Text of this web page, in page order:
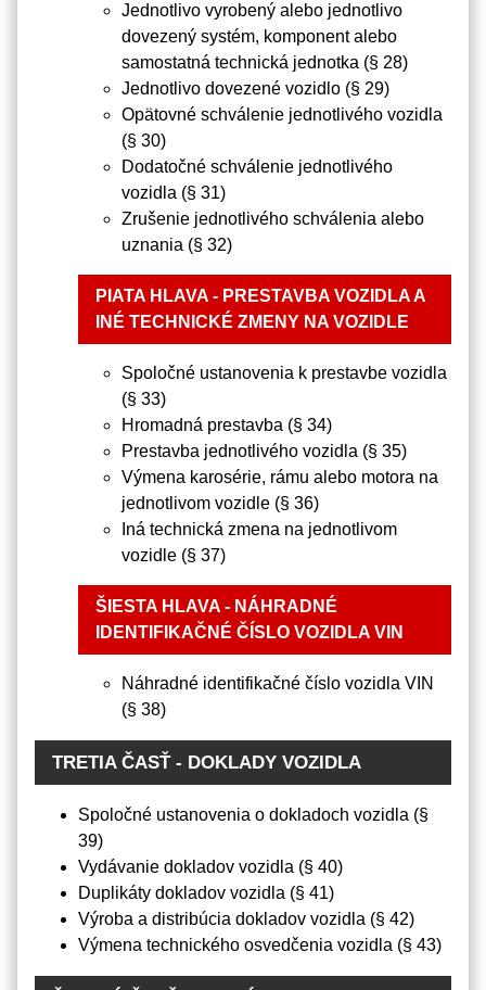
Jednotlivo vyrobený alebo jednotlivo
dovezený systém, komponent alebo
samostatná technická jednotka (§ 28)
Jednotlivo dovezené vozidlo (§ 29)
Opätovné schválenie jednotlivého vozidla
(§ 30)
Dodatočné schválenie jednotlivého
vozidla (§ 31)
Zrušenie jednotlivého schválenia alebo
uznania (§ 32)
PIATA HLAVA - PRESTAVBA VOZIDLA A
INÉ TECHNICKÉ ZMENY NA VOZIDLE
Spoločné ustanovenia k prestavbe vozidla
(§ 33)
Hromadná prestavba (§ 34)
Prestavba jednotlivého vozidla (§ 35)
Výmena karosérie, rámu alebo motora na
jednotlivom vozidle (§ 36)
Iná technická zmena na jednotlivom
vozidle (§ 37)
ŠIESTA HLAVA - NÁHRADNÉ
IDENTIFIKAČNÉ ČÍSLO VOZIDLA VIN
Náhradné identifikačné číslo vozidla VIN
(§ 38)
TRETIA ČASŤ - DOKLADY VOZIDLA
Spoločné ustanovenia o dokladoch vozidla (§
39)
Vydávanie dokladov vozidla (§ 40)
Duplikáty dokladov vozidla (§ 41)
Výroba a distribúcia dokladov vozidla (§ 42)
Výmena technického osvedčenia vozidla (§ 43)